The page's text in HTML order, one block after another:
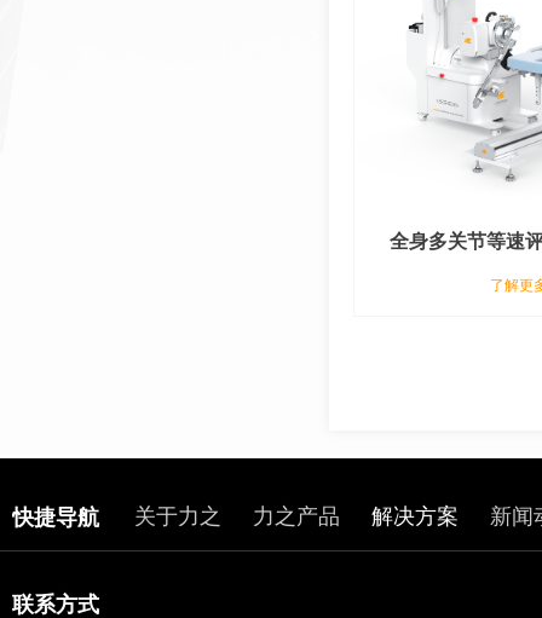
全身多关节等速
了解更
快捷导航 关于力之 力之产品 解决方案 新闻
联系方式